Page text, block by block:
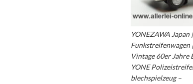
YONEZAWA Japan
Funkstreifenwagen
Vintage 60er Jahre
YONE
blechspielzeug –